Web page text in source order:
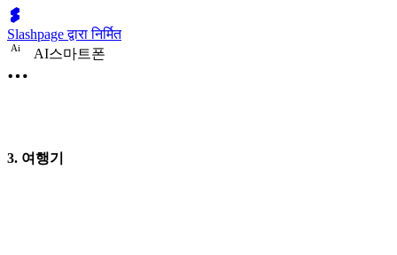
Slashpage द्वारा निर्मित
Ai AI스마트폰
3. 여행기